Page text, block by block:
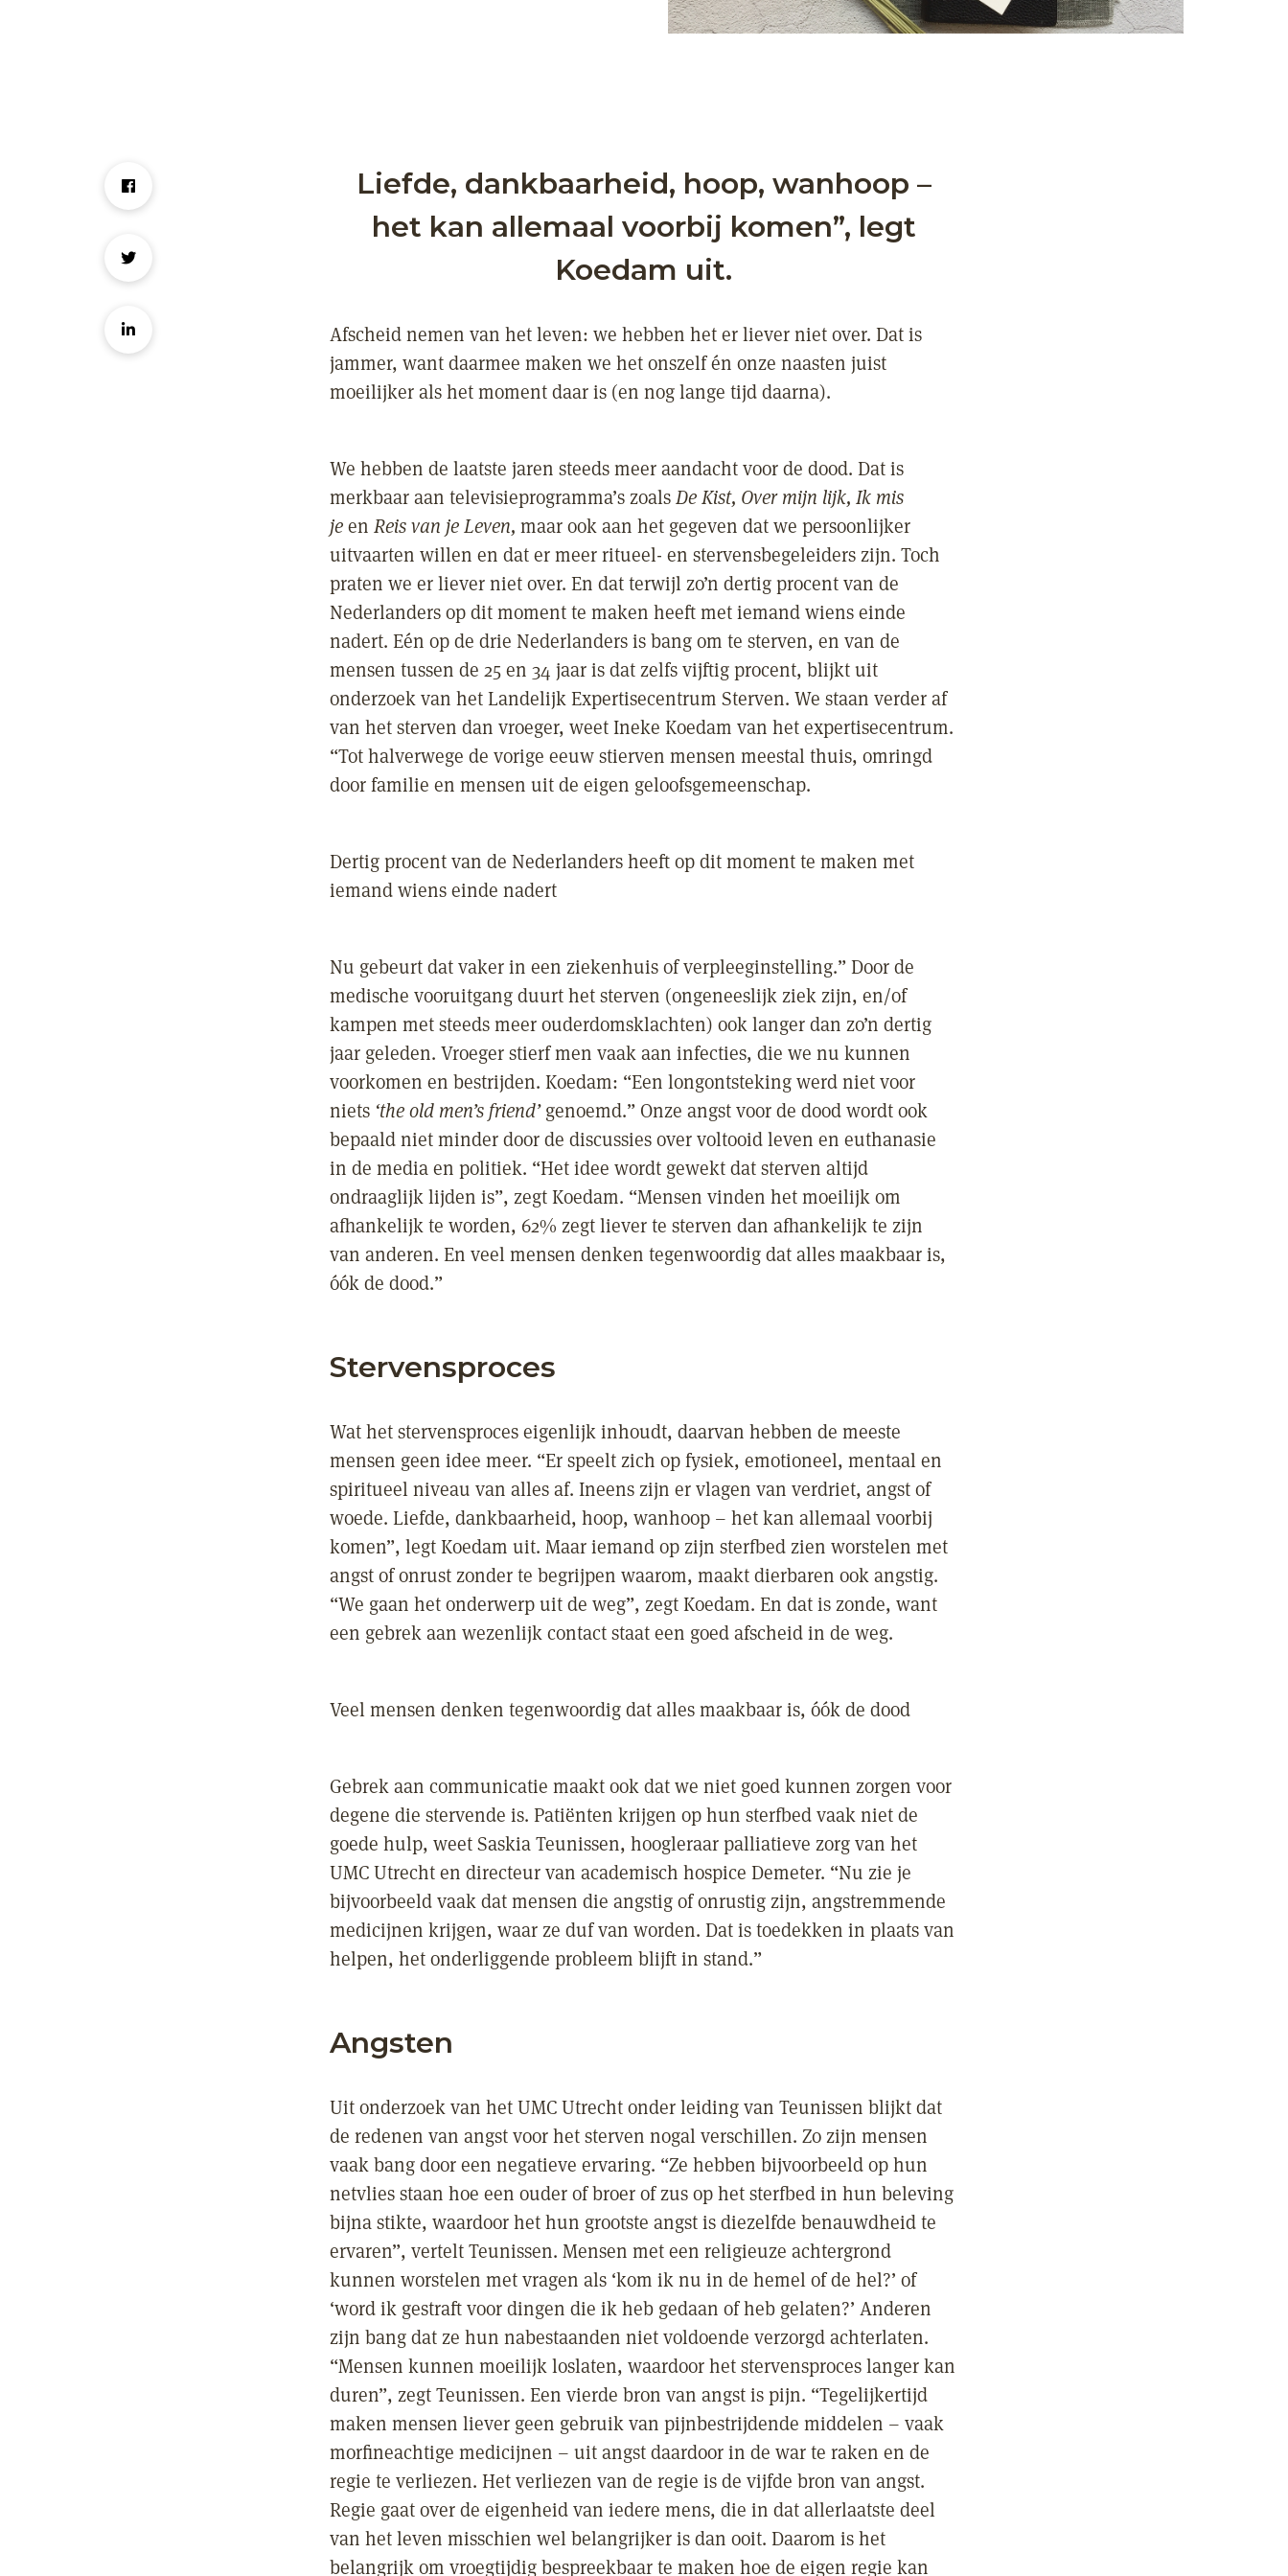
Liefde, dankbaarheid, hoop, wanhoop –
het kan allemaal voorbij komen”, legt
Koedam uit.
Afscheid nemen van het leven: we hebben het er liever niet over. Dat is
jammer, want daarmee maken we het onszelf én onze naasten juist
moeilijker als het moment daar is (en nog lange tijd daarna).
We hebben de laatste jaren steeds meer aandacht voor de dood. Dat is
merkbaar aan televisieprogramma’s zoalsDe Kist, Over mijn lijk, Ik mis
jeenReis van je Leven, maar ook aan het gegeven dat we persoonlijker
uitvaarten willen en dat er meer ritueel- en stervensbegeleiders zijn. Toch
praten we er liever niet over. En dat terwijl zo’n dertig procent van de
Nederlanders op dit moment te maken heeft met iemand wiens einde
nadert. Eén op de drie Nederlanders is bang om te sterven, en van de
mensen tussen de 25 en 34 jaar is dat zelfs vijftig procent, blijkt uit
onderzoek van het Landelijk Expertisecentrum Sterven. We staan verder af
van het sterven dan vroeger, weet Ineke Koedam van het expertisecentrum.
“Tot halverwege de vorige eeuw stierven mensen meestal thuis, omringd
door familie en mensen uit de eigen geloofsgemeenschap.
Dertig procent van de Nederlanders heeft op dit moment te maken met
iemand wiens einde nadert
Nu gebeurt dat vaker in een ziekenhuis of verpleeginstelling.” Door de
medische vooruitgang duurt het sterven (ongeneeslijk ziek zijn, en/of
kampen met steeds meer ouderdomsklachten) ook langer dan zo’n dertig
jaar geleden. Vroeger stierf men vaak aan infecties, die we nu kunnen
voorkomen en bestrijden. Koedam: “Een longontsteking werd niet voor
niets ‘the old men’s friend’genoemd.” Onze angst voor de dood wordt ook
bepaald niet minder door de discussies over voltooid leven en euthanasie
in de media en politiek. “Het idee wordt gewekt dat sterven altijd
ondraaglijk lijden is”, zegt Koedam. “Mensen vinden het moeilijk om
afhankelijk te worden, 62% zegt liever te sterven dan afhankelijk te zijn
van anderen. En veel mensen denken tegenwoordig dat alles maakbaar is,
óók de dood.”
Stervensproces
Wat het stervensproces eigenlijk inhoudt, daarvan hebben de meeste
mensen geen idee meer. “Er speelt zich op fysiek, emotioneel, mentaal en
spiritueel niveau van alles af. Ineens zijn er vlagen van verdriet, angst of
woede. Liefde, dankbaarheid, hoop, wanhoop – het kan allemaal voorbij
komen”, legt Koedam uit. Maar iemand op zijn sterfbed zien worstelen met
angst of onrust zonder te begrijpen waarom, maakt dierbaren ook angstig.
“We gaan het onderwerp uit de weg”, zegt Koedam. En dat is zonde, want
een gebrek aan wezenlijk contact staat een goed afscheid in de weg.
Veel mensen denken tegenwoordig dat alles maakbaar is, óók de dood
Gebrek aan communicatie maakt ook dat we niet goed kunnen zorgen voor
degene die stervende is. Patiënten krijgen op hun sterfbed vaak niet de
goede hulp, weet Saskia Teunissen, hoogleraar palliatieve zorg van het
UMC Utrecht en directeur van academisch hospice Demeter. “Nu zie je
bijvoorbeeld vaak dat mensen die angstig of onrustig zijn, angstremmende
medicijnen krijgen, waar ze duf van worden. Dat is toedekken in plaats van
helpen, het onderliggende probleem blijft in stand.”
Angsten
Uit onderzoek van het UMC Utrecht onder leiding van Teunissen blijkt dat
de redenen van angst voor het sterven nogal verschillen. Zo zijn mensen
vaak bang door een negatieve ervaring. “Ze hebben bijvoorbeeld op hun
netvlies staan hoe een ouder of broer of zus op het sterfbed in hun beleving
bijna stikte, waardoor het hun grootste angst is diezelfde benauwdheid te
ervaren”, vertelt Teunissen. Mensen met een religieuze achtergrond
kunnen worstelen met vragen als ‘kom ik nu in de hemel of de hel?’ of
‘word ik gestraft voor dingen die ik heb gedaan of heb gelaten?’ Anderen
zijn bang dat ze hun nabestaanden niet voldoende verzorgd achterlaten.
“Mensen kunnen moeilijk loslaten, waardoor het stervensproces langer kan
duren”, zegt Teunissen. Een vierde bron van angst is pijn. “Tegelijkertijd
maken mensen liever geen gebruik van pijnbestrijdende middelen – vaak
morfineachtige medicijnen – uit angst daardoor in de war te raken en de
regie te verliezen. Het verliezen van de regie is de vijfde bron van angst.
Regie gaat over de eigenheid van iedere mens, die in dat allerlaatste deel
van het leven misschien wel belangrijker is dan ooit. Daarom is het
belangrijk om vroegtijdig bespreekbaar te maken hoe de eigen regie kan